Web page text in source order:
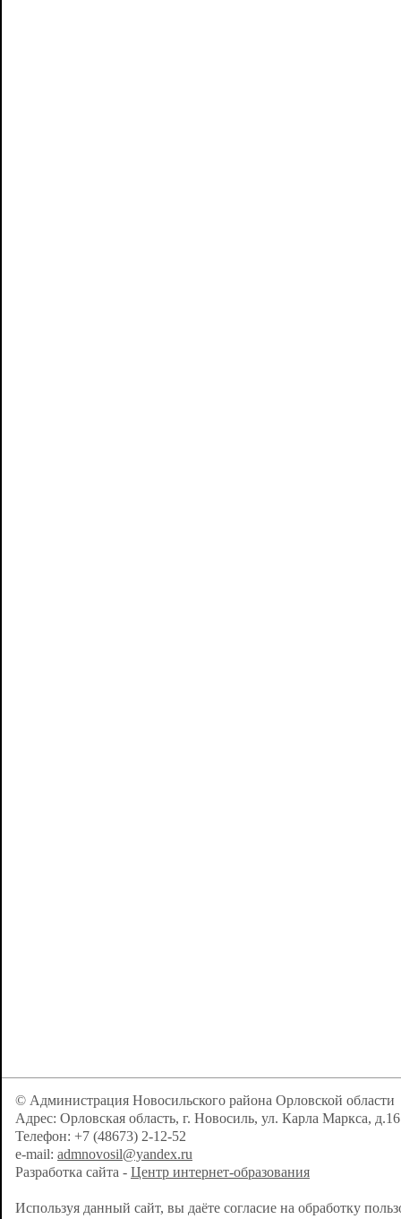
© Администрация Новосильского района Орловской области
Адрес: Орловская область, г. Новосиль, ул. Карла Маркса, д.16
Телефон: +7 (48673) 2-12-52
e-mail: admnovosil@yandex.ru
Разработка сайта - Центр интернет-образования
Используя данный сайт, вы даёте согласие на обработку